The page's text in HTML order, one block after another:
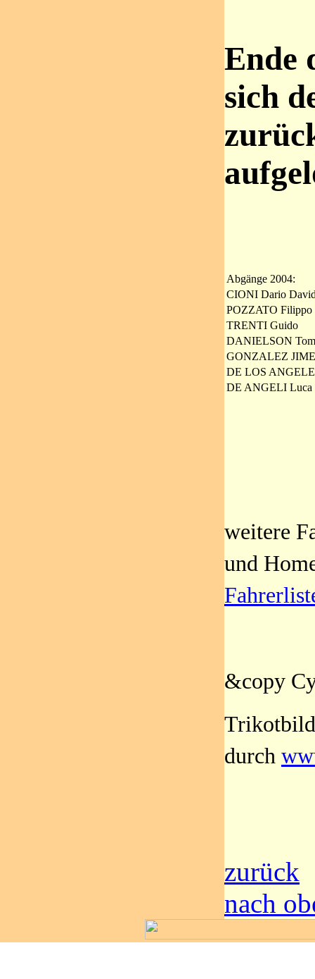
Ende
sich
Abgänge 2004:
CIONI Dario
POZZATO Filippo
TRENTI Guido
DANIELSON Tom
GONZALEZ
DE LOS
DE ANGELI Luca
weitere
und
&copy
durch
zurück
nach